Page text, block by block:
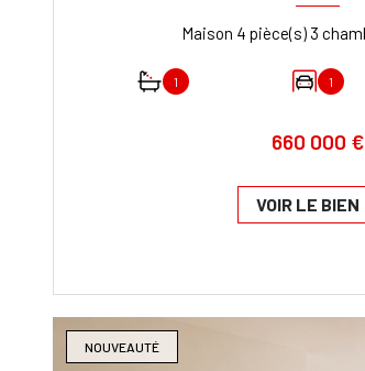
1 1
660 000 €
VOIR LE BIEN
NOUVEAUTÉ